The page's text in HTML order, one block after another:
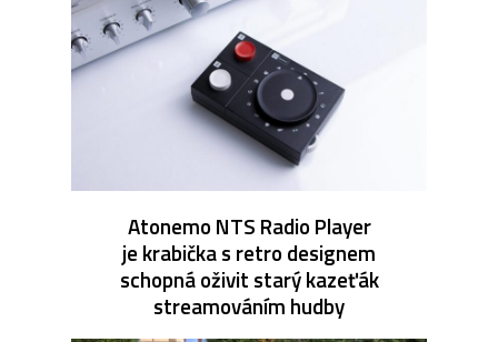
Atonemo NTS Radio Player
je krabička s retro designem
schopná oživit starý kazeťák
streamováním hudby